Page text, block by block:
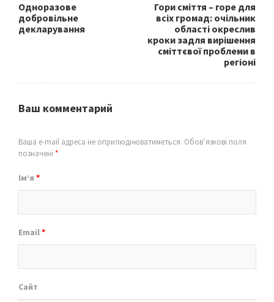
Одноразове
добровільне
декларування
Гори сміття – горе для
всіх громад: очільник
області окреслив
кроки задля вирішення
сміттєвої проблеми в
регіоні
Ваш комментарий
Ваша e-mail адреса не оприлюднюватиметься. Обов’язкові поля
позначені *
Ім’я *
Email*
Сайт